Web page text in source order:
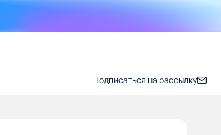
Подписаться на рассылку